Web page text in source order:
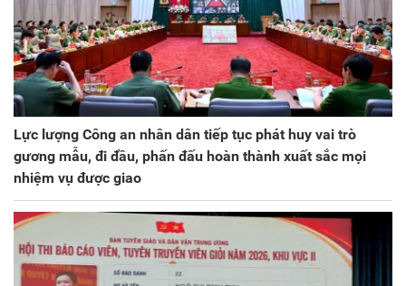
Lực lượng Công an nhân dân tiếp tục phát huy vai trò
gương mẫu, đi đầu, phấn đấu hoàn thành xuất sắc mọi
nhiệm vụ được giao